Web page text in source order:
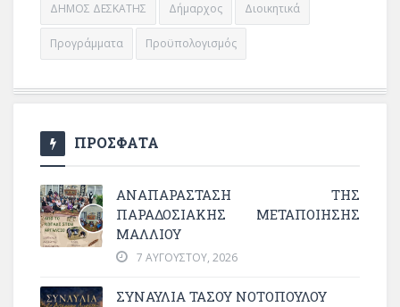
ΔΗΜΟΣ ΔΕΣΚΑΤΗΣ Δήμαρχος Διοικητικά
Προγράμματα Προϋπολογισμός
ΠΡΟΣΦΑΤΑ
ΑΝΑΠΑΡΆΣΤΑΣΗ ΤΗΣ
ΠΑΡΑΔΟΣΙΑΚΉΣ ΜΕΤΑΠΟΊΗΣΗΣ
ΜΑΛΛΙΟΎ
7 ΑΥΓΟΎΣΤΟΥ, 2026
ΣΥΝΑΥΛΙΑ ΤΑΣΟΥ ΝΟΤΟΠΟΥΛΟΥ